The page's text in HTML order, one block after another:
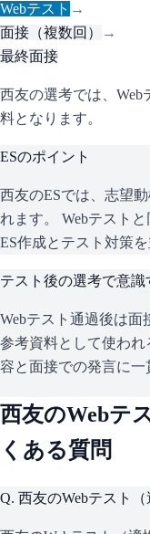
Webテスト →
面接（複数回）
→
最終面接
西友の選考では、
料となります。
ESのポイント
西友のESでは、志望
れます。 Webテスト
ES作成とテスト対策
テスト後の選考で意識
Webテスト通過後は
参考資料として使わ
容と面接での発言に一
西友のWebテ
くある質問
Q. 西友のWebテスト